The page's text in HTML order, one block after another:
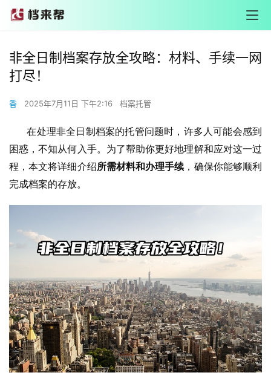
非全日制档案存放全攻略：材料、手续一网
打尽！
香 2025年7月11日 下午2:16 档案托管
在处理非全日制档案的托管问题时，许多人可能会感到
困惑，不知从何入手。为了帮助你更好地理解和应对这一过
程，本文将详细介绍所需材料和办理手续，确保你能够顺利
完成档案的存放。